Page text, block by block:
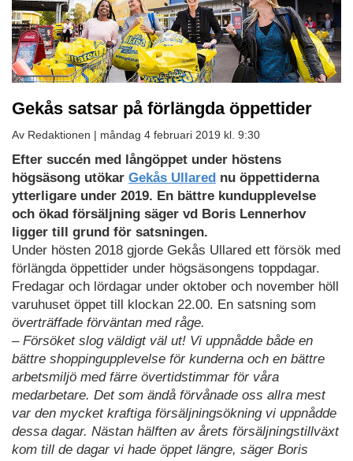
Gekås satsar på förlängda öppettider
Av Redaktionen | måndag 4 februari 2019 kl. 9:30
Efter succén med långöppet under höstens
högsäsong utökar Gekås Ullared nu öppettiderna
ytterligare under 2019. En bättre kundupplevelse
och ökad försäljning säger vd Boris Lennerhov
ligger till grund för satsningen.
Under hösten 2018 gjorde Gekås Ullared ett försök med
förlängda öppettider under högsäsongens toppdagar.
Fredagar och lördagar under oktober och november höll
varuhuset öppet till klockan 22.00. En satsning som
överträffade förväntan med råge.
– Försöket slog väldigt väl ut! Vi uppnådde både en
bättre shoppingupplevelse för kunderna och en bättre
arbetsmiljö med färre övertidstimmar för våra
medarbetare. Det som ändå förvånade oss allra mest
var den mycket kraftiga försäljningsökning vi uppnådde
dessa dagar. Nästan hälften av årets försäljningstillväxt
kom till de dagar vi hade öppet längre, säger Boris